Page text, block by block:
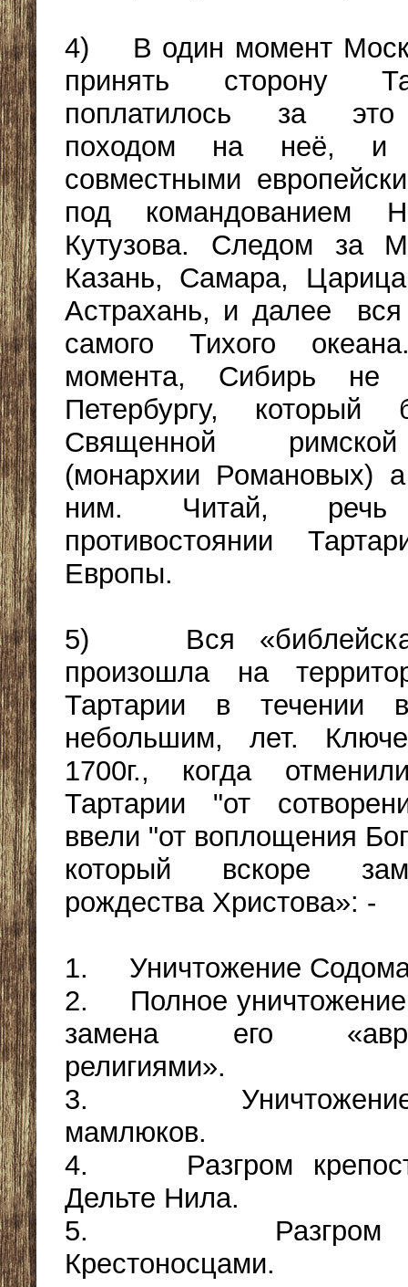
4) В один момент
принять сторону
поплатилось за это
походом на неё, и
совместными
под командованием
Кутузова. Следом за
Казань, Самара, Царица
Астрахань, и далее вся
самого Тихого
момента, Сибирь не
Петербургу, который
Священной
(монархии Романовых)
ним. Читай,
противостоянии
Европы.
5) Вся
произошла на
Тартарии в течении
небольшим, лет.
1700г., когда
Тартарии "от
ввели "от воплощения
который вскоре
рождества Христова»: -
1. Уничтожение
2. Полное уничтожение
замена его
религиями».
3. Уничтожение
мамлюков.
4. Разгром
Дельте Нила.
5. Разгром
Крестоносцами.